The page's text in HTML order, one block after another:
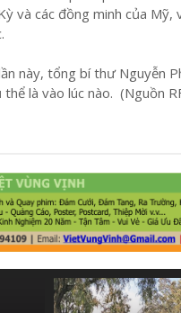
và các đồng minh của
này, tổng bí thư Nguyễn
là vào lúc nào. (Nguồn